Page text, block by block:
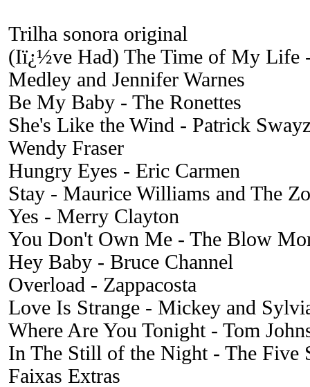
Trilha sonora original
(Iï¿½ve Had) The Time of My Life
Medley and Jennifer Warnes
Be My Baby - The Ronettes
She's Like the Wind - Patrick
Wendy Fraser
Hungry Eyes - Eric Carmen
Stay - Maurice Williams and The
Yes - Merry Clayton
You Don't Own Me - The Blow
Hey Baby - Bruce Channel
Overload - Zappacosta
Love Is Strange - Mickey and
Where Are You Tonight - Tom
In The Still of the Night - The Five
Faixas Extras